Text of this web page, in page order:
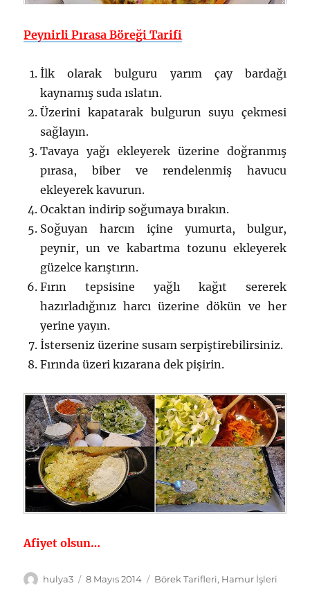
Peynirli Pırasa Böreği Tarifi
İlk olarak bulguru yarım çay bardağı
kaynamış suda ıslatın.
Üzerini kapatarak bulgurun suyu çekmesi
sağlayın.
Tavaya yağı ekleyerek üzerine doğranmış
pırasa, biber ve rendelenmiş havucu
ekleyerek kavurun.
Ocaktan indirip soğumaya bırakın.
Soğuyan harcın içine yumurta, bulgur,
peynir, un ve kabartma tozunu ekleyerek
güzelce karıştırın.
Fırın tepsisine yağlı kağıt sererek
hazırladığınız harcı üzerine dökün ve her
yerine yayın.
İsterseniz üzerine susam serpiştirebilirsiniz.
Fırında üzeri kızarana dek pişirin.
Afiyet olsun…
Yazar
hulya3
Yayın
8 Mayıs 2014 Kategoriler
Börek Tarifleri, Hamur İşleri